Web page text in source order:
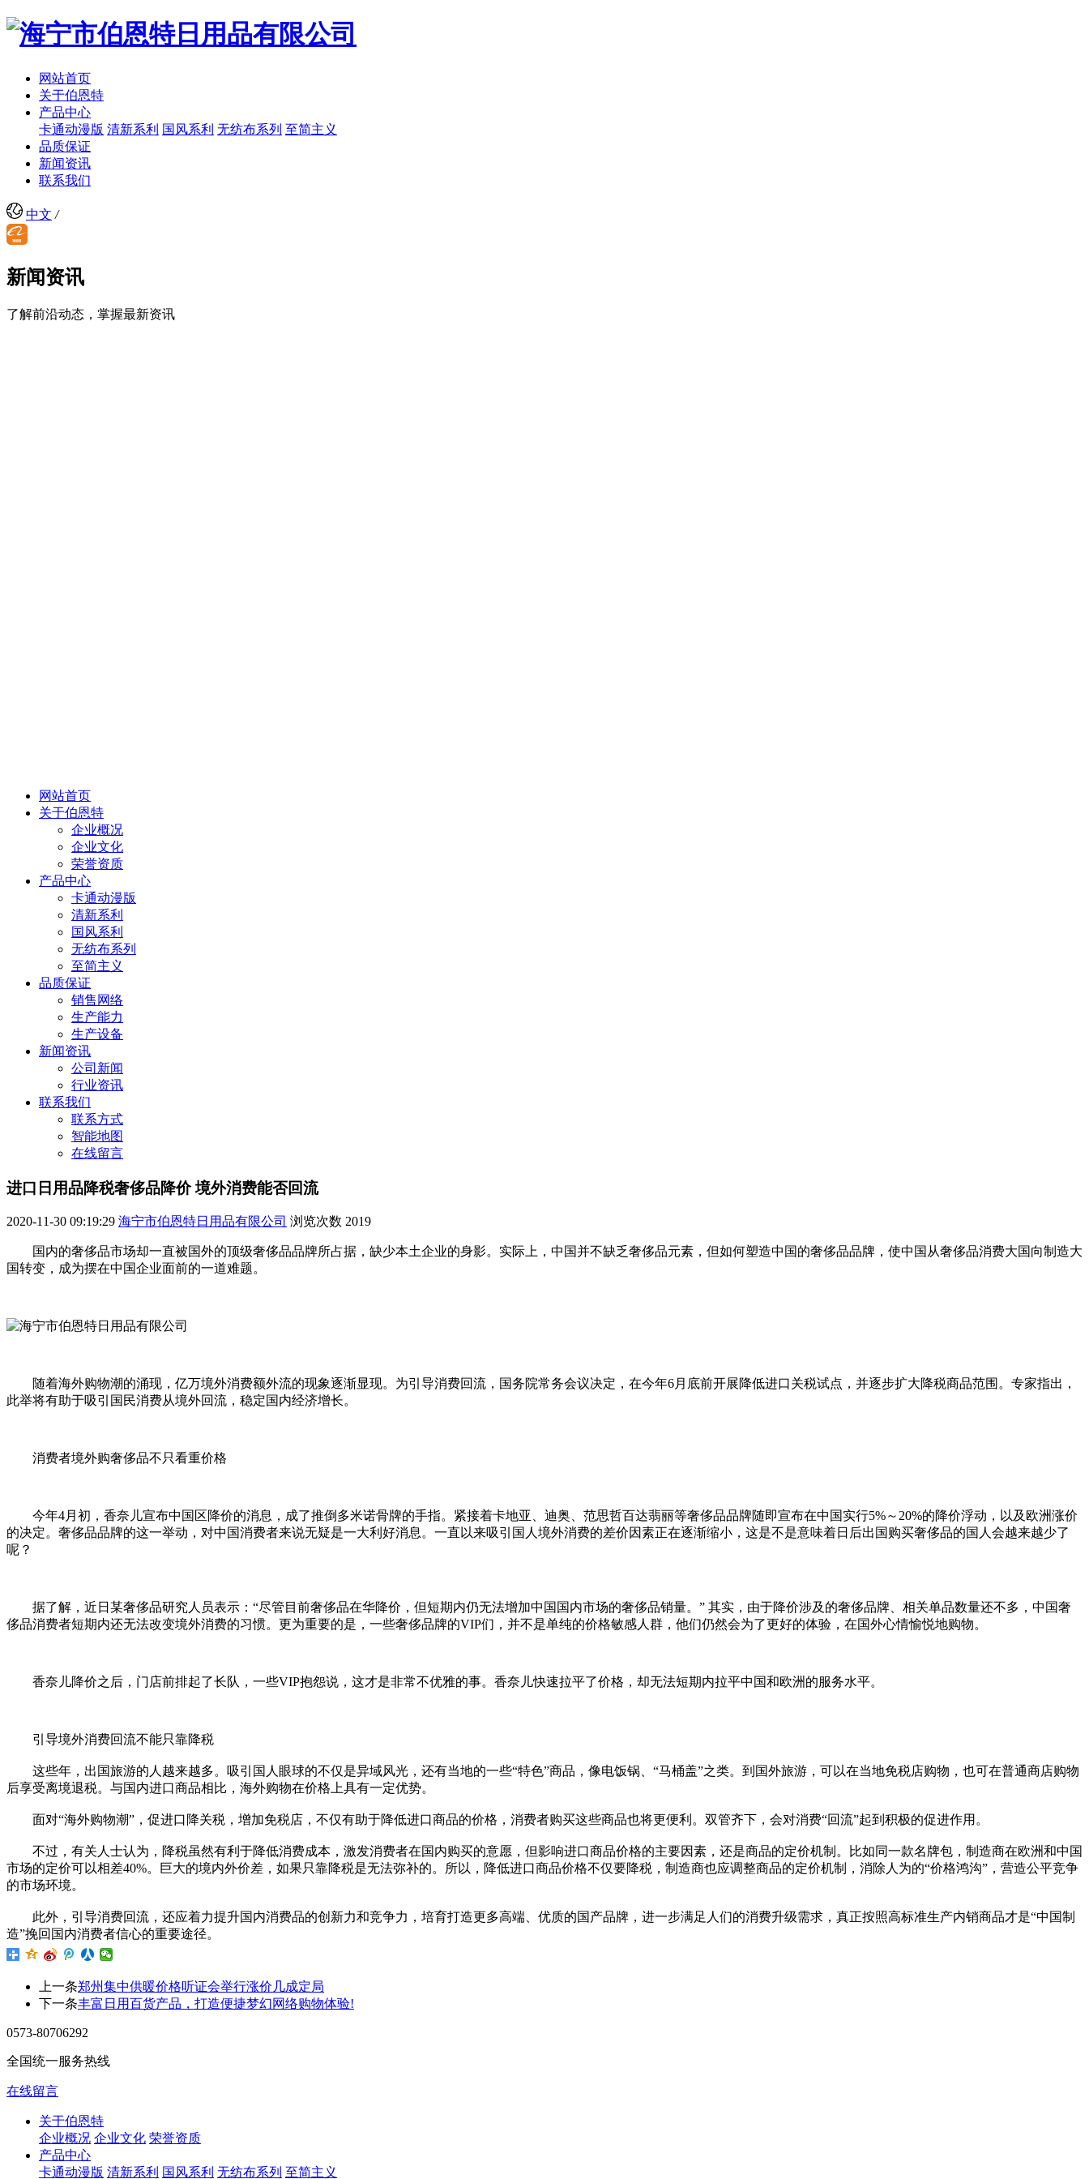
网站首页
关于伯恩特
产品中心
卡通动漫版 清新系利 国风系利 无纺布系列 至简主义
品质保证
新闻资讯
联系我们
中文 /
新闻资讯
了解前沿动态，掌握最新资讯
网站首页
关于伯恩特
企业概况
企业文化
荣誉资质
产品中心
卡通动漫版
清新系利
国风系利
无纺布系列
至简主义
品质保证
销售网络
生产能力
生产设备
新闻资讯
公司新闻
行业资讯
联系我们
联系方式
智能地图
在线留言
进口日用品降税奢侈品降价 境外消费能否回流
2020-11-30 09:19:29 海宁市伯恩特日用品有限公司 浏览次数 2019
国内的奢侈品市场却一直被国外的顶级奢侈品品牌所占据，缺少本土企业的身影。实际上，中国并不缺乏奢侈品元素，但如何塑造中国的奢侈品品牌，使中国从奢侈品消费大国向制造大
国转变，成为摆在中国企业面前的一道难题。
随着海外购物潮的涌现，亿万境外消费额外流的现象逐渐显现。为引导消费回流，国务院常务会议决定，在今年6月底前开展降低进口关税试点，并逐步扩大降税商品范围。专家指出，
此举将有助于吸引国民消费从境外回流，稳定国内经济增长。
消费者境外购奢侈品不只看重价格
今年4月初，香奈儿宣布中国区降价的消息，成了推倒多米诺骨牌的手指。紧接着卡地亚、迪奥、范思哲百达翡丽等奢侈品品牌随即宣布在中国实行5%～20%的降价浮动，以及欧洲涨价
的决定。奢侈品品牌的这一举动，对中国消费者来说无疑是一大利好消息。一直以来吸引国人境外消费的差价因素正在逐渐缩小，这是不是意味着日后出国购买奢侈品的国人会越来越少了
呢？
据了解，近日某奢侈品研究人员表示：“尽管目前奢侈品在华降价，但短期内仍无法增加中国国内市场的奢侈品销量。” 其实，由于降价涉及的奢侈品牌、相关单品数量还不多，中国奢
侈品消费者短期内还无法改变境外消费的习惯。更为重要的是，一些奢侈品牌的VIP们，并不是单纯的价格敏感人群，他们仍然会为了更好的体验，在国外心情愉悦地购物。
香奈儿降价之后，门店前排起了长队，一些VIP抱怨说，这才是非常不优雅的事。香奈儿快速拉平了价格，却无法短期内拉平中国和欧洲的服务水平。
引导境外消费回流不能只靠降税
这些年，出国旅游的人越来越多。吸引国人眼球的不仅是异域风光，还有当地的一些“特色”商品，像电饭锅、“马桶盖”之类。到国外旅游，可以在当地免税店购物，也可在普通商店购物
后享受离境退税。与国内进口商品相比，海外购物在价格上具有一定优势。
面对“海外购物潮”，促进口降关税，增加免税店，不仅有助于降低进口商品的价格，消费者购买这些商品也将更便利。双管齐下，会对消费“回流”起到积极的促进作用。
不过，有关人士认为，降税虽然有利于降低消费成本，激发消费者在国内购买的意愿，但影响进口商品价格的主要因素，还是商品的定价机制。比如同一款名牌包，制造商在欧洲和中国
市场的定价可以相差40%。巨大的境内外价差，如果只靠降税是无法弥补的。所以，降低进口商品价格不仅要降税，制造商也应调整商品的定价机制，消除人为的“价格鸿沟”，营造公平竞争
的市场环境。
此外，引导消费回流，还应着力提升国内消费品的创新力和竞争力，培育打造更多高端、优质的国产品牌，进一步满足人们的消费升级需求，真正按照高标准生产内销商品才是“中国制
造”挽回国内消费者信心的重要途径。
上一条郑州集中供暖价格听证会举行涨价几成定局
下一条丰富日用百货产品，打造便捷梦幻网络购物体验!
0573-80706292
全国统一服务热线
在线留言
关于伯恩特
企业概况 企业文化 荣誉资质
产品中心
卡通动漫版 清新系利 国风系利 无纺布系列 至简主义